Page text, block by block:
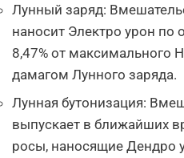
Лунный заряд:
наносит Электро урон по
8,47% от максимального
дамагом Лунного заряда.
Лунная бутонизация:
выпускает в ближайших
росы, наносящие Дендро